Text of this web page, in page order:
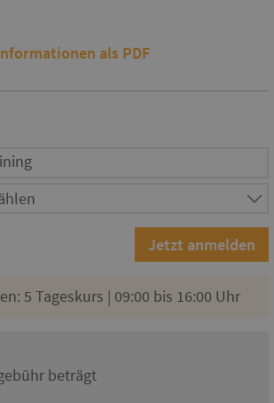
als PDF
5 Tageskurs | 09:00 bis 16:00 Uhr
beträgt